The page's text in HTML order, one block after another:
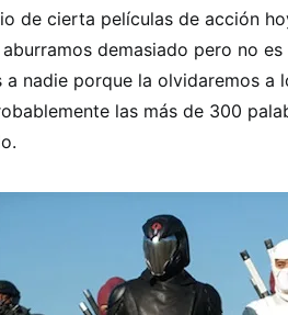
de cierta películas de acción
demasiado pero no
a nadie porque la olvidaremos a
las más de 300